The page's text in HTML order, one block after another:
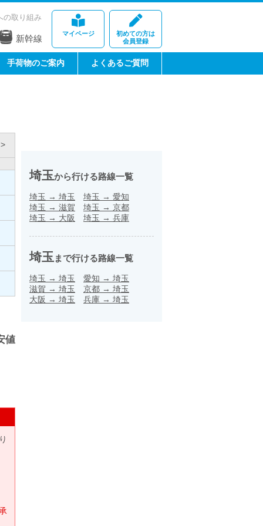
マイページ
初めての方は
会員登録
の取り組み
新幹線
手荷物のご案内 よくあるご質問
値
埼玉から行ける路線一覧
埼玉 → 埼玉 埼玉 → 愛知
埼玉 → 滋賀 埼玉 → 京都
埼玉 → 大阪 埼玉 → 兵庫
埼玉 まで行ける路線一覧
埼玉 → 埼玉 愛知 → 埼玉
滋賀 → 埼玉 京都 → 埼玉
大阪 → 埼玉 兵庫 → 埼玉